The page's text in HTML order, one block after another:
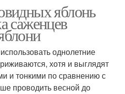
яблонь
саженцев
однолетние
хотя и выглядят
и тонкими по сравнению с
проводить весной до